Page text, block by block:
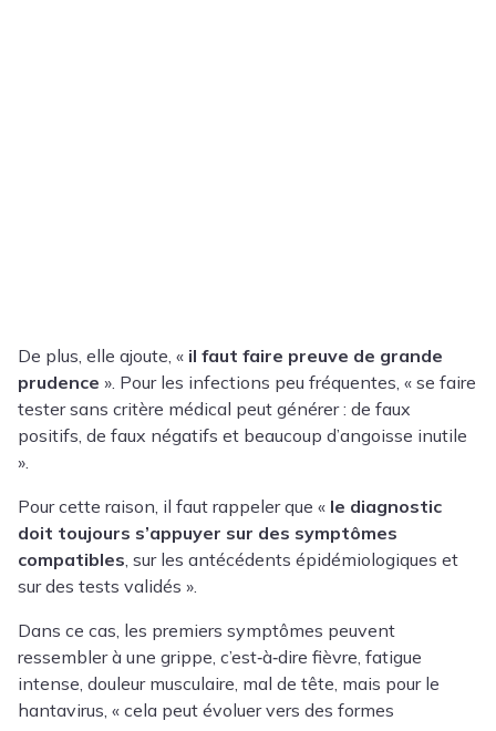
De plus, elle ajoute, « il faut faire preuve de grande
prudence ». Pour les infections peu fréquentes, « se faire
tester sans critère médical peut générer : de faux
positifs, de faux négatifs et beaucoup d’angoisse inutile
».
Pour cette raison, il faut rappeler que « le diagnostic
doit toujours s’appuyer sur des symptômes
compatibles, sur les antécédents épidémiologiques et
sur des tests validés ».
Dans ce cas, les premiers symptômes peuvent
ressembler à une grippe, c’est‑à‑dire fièvre, fatigue
intense, douleur musculaire, mal de tête, mais pour le
hantavirus, « cela peut évoluer vers des formes